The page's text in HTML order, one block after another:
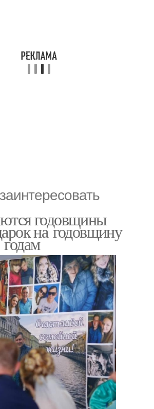
годовщины
на годовщину